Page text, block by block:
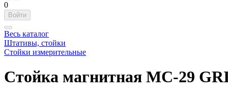
0
Войти
Весь каталог
Штативы, стойки
Стойки измерительные
Стойка магнитная МС-29